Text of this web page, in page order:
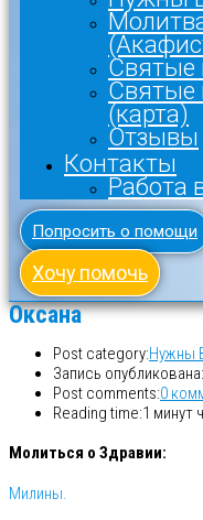
Святые
Святые
(карта)
Отзывы
Контакты
Работа
Попросить о помощи
Хочу помочь
Оксана
Post category:Нужны
Запись опубликована:
Post comments:0
Reading time:1 минут
Молиться о Здравии:
Милины.